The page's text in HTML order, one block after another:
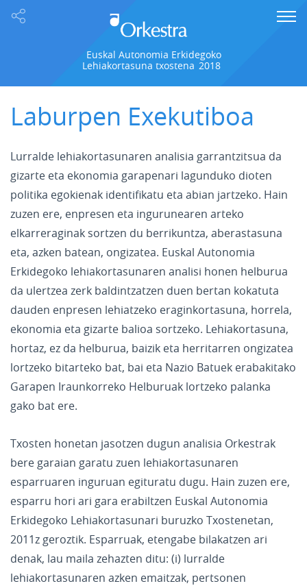
Euskal Autonomia Erkidegoko
Lehiakortasuna txostena 2018
Laburpen Exekutiboa
Lurralde lehiakortasunaren analisia garrantzitsua da
gizarte eta ekonomia garapenari lagunduko dioten
politika egokienak identifikatu eta abian jartzeko. Hain
zuzen ere, enpresen eta ingurunearen arteko
elkarreraginak sortzen du berrikuntza, aberastasuna
eta, azken batean, ongizatea. Euskal Autonomia
Erkidegoko lehiakortasunaren analisi honen helburua
da ulertzea zerk baldintzatzen duen bertan kokatuta
dauden enpresen lehiatzeko eraginkortasuna, horrela,
ekonomia eta gizarte balioa sortzeko. Lehiakortasuna,
hortaz, ez da helburua, baizik eta herritarren ongizatea
lortzeko bitarteko bat, bai eta Nazio Batuek erabakitako
Garapen Iraunkorreko Helburuak lortzeko palanka
gako bat ere.
Txosten honetan jasotzen dugun analisia Orkestrak
bere garaian garatu zuen lehiakortasunaren
esparruaren inguruan egituratu dugu. Hain zuzen ere,
esparru hori ari gara erabiltzen Euskal Autonomia
Erkidegoko Lehiakortasunari buruzko Txostenetan,
2011z geroztik. Esparruak, etengabe bilakatzen ari
denak, lau maila zehazten ditu: (i) lurralde
lehiakortasunaren azken emaitzak, pertsonen